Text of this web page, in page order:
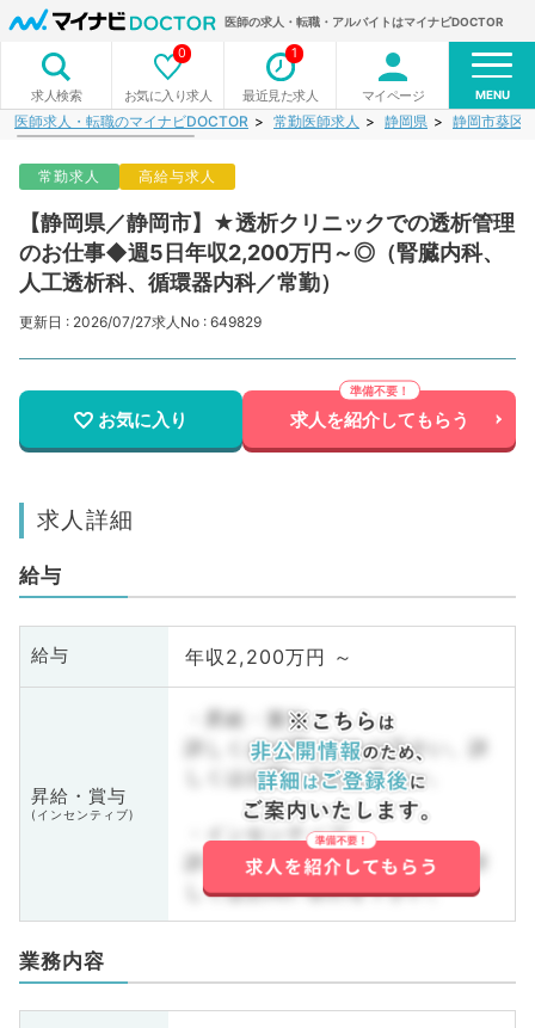
医師の求人・転職・アルバイトはマイナビDOCTOR
求人検索 お気に入り求人
0
最近見た求人
1
マイページ MENU
医師求人・転職のマイナビDOCTOR 常勤医師求人 静岡県 静岡市葵区
常勤求人 高給与求人
【静岡県／静岡市】★透析クリニックでの透析管理
のお仕事◆週5日年収2,200万円～◎（腎臓内科、
人工透析科、循環器内科／常勤）
更新日 : 2026/07/27求人No : 649829
お気に入り 求人を紹介してもらう
求人詳細
給与
給与 年収2,200万円 ～
昇給・賞与
(インセンティブ)
・昇給・賞与
詳しくはお問い合わせ下さい。詳
しくはお問い合わせ下さい。
・インセンティブ
詳しくはお問い合わせ下さい。詳
しくはお問い合わせ下さい。
業務内容